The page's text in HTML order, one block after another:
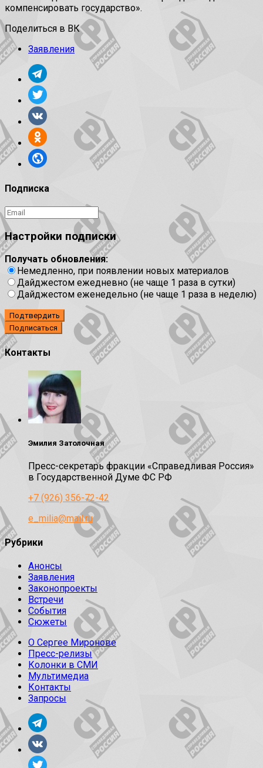
компенсировать государство».
Поделиться в ВК
Заявления
Подписка
Настройки подписки
Получать обновления:
Немедленно, при появлении новых материалов
Дайджестом ежедневно (не чаще 1 раза в сутки)
Дайджестом еженедельно (не чаще 1 раза в неделю)
Подтвердить
Контакты
Эмилия Затолочная
Пресс-секретарь фракции «Справедливая Россия»
в Государственной Думе ФС РФ
+7 (926) 356-72-42
e_milia@mail.ru
Рубрики
Анонсы
Заявления
Законопроекты
Встречи
События
Сюжеты
О Сергее Миронове
Пресс-релизы
Колонки в СМИ
Мультимедиа
Контакты
Запросы